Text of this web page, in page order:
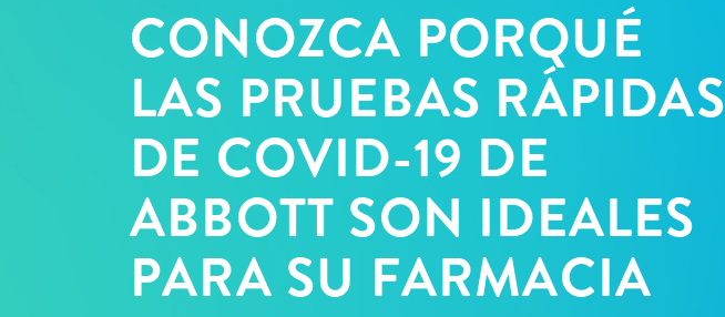
CONOZCA PORQUÉ
LAS PRUEBAS RÁPIDAS
DE COVID-19 DE
ABBOTT SON IDEALES
PARA SU FARMACIA